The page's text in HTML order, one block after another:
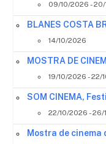
09/10/2026 -
BLANES COSTA
14/10/2026
MOSTRA DE
19/10/2026 - 22/
SOM CINEMA,
22/10/2026 - 26/
Mostra de cinema